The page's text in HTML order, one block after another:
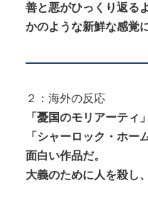
Powered by livedoor 相互
善と悪がひっくり返る
かのような新鮮な感覚
２：海外の反応
「憂国のモリアーティ」
「シャーロック・ホー
面白い作品だ。
大義のために人を殺し